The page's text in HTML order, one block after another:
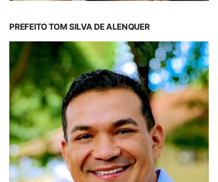
PREFEITO TOM SILVA DE ALENQUER